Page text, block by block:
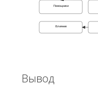
Помощники
Влияние
Вывод